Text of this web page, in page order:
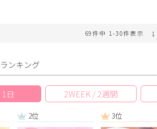
69件中 1 -30件表示 1
ンキング
日 2WEEK / 2週間
2位 3位